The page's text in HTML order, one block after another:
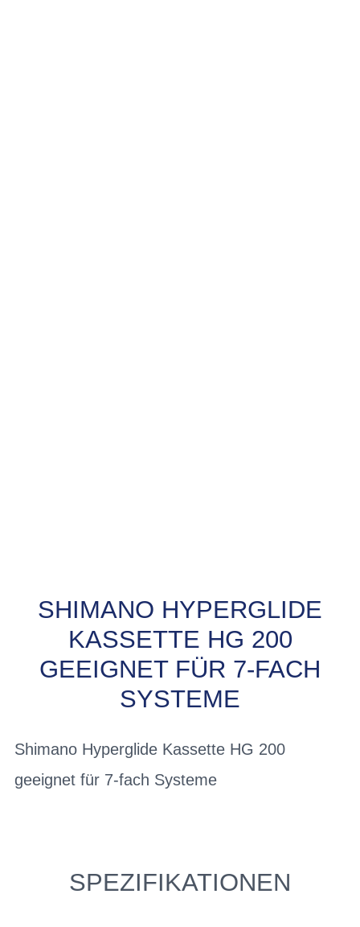
SHIMANO HYPERGLIDE
KASSETTE HG 200
GEEIGNET FÜR 7-FACH
SYSTEME
Shimano Hyperglide Kassette HG 200
geeignet für 7-fach Systeme
SPEZIFIKATIONEN